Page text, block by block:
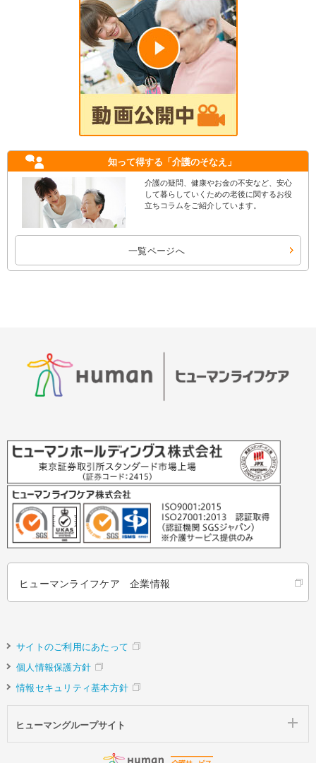
知って得する 「介護のそなえ」
介護の疑問、健康やお金の不安など、安心
して暮らしていくための老後に関するお役
立ちコラムをご紹介しています。
一覧ページへ
ヒューマンライフケア 企業情報
サイトのご利用にあたって
個人情報保護方針
情報セキュリティ基本方針
ヒューマングループサイト